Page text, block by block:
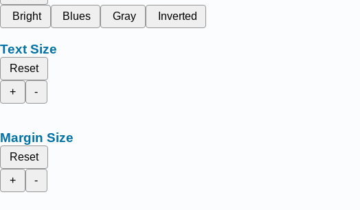
Bright
Blues Gray Inverted
Text Size
Reset
+
-
Margin Size
Reset
+
-